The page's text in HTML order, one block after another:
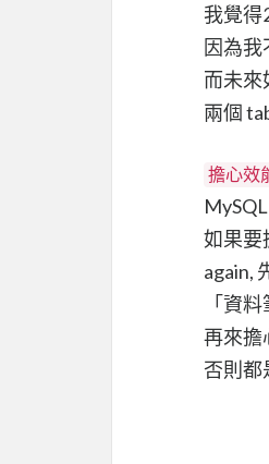
我覺得
因為我
而未來
兩個
擔心效
如果要
again,
「資
再來擔
否則都